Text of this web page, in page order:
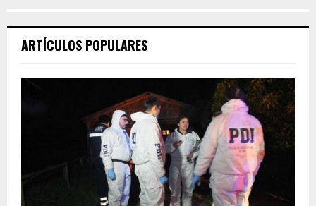
ARTÍCULOS POPULARES